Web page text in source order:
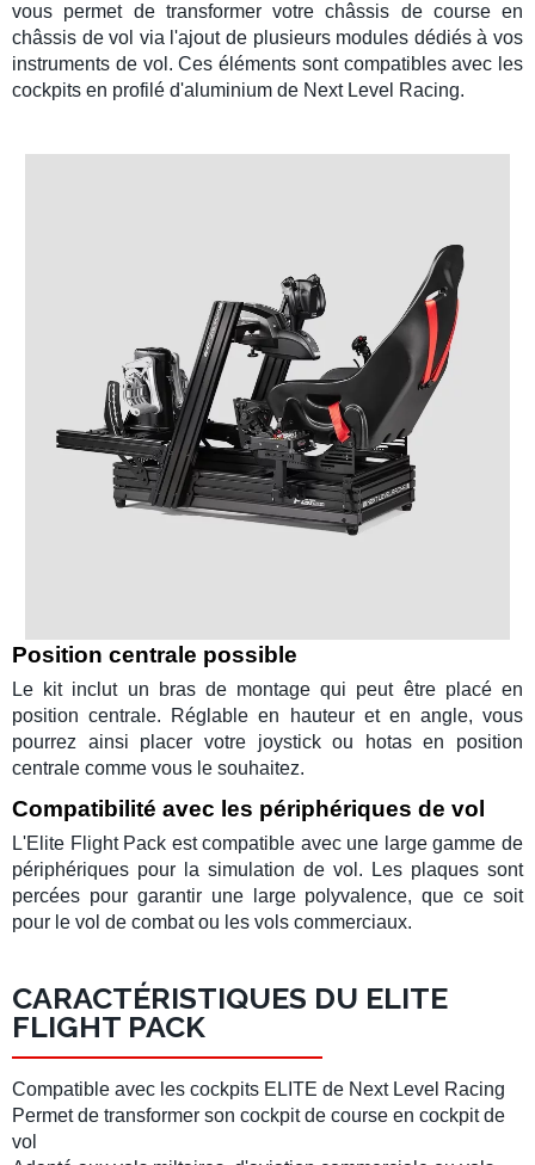
vous permet de transformer votrechâssis de courseen
châssis de vol via l'ajout de plusieurs modules dédiés à vos
instruments de vol . Ces éléments sont compatibles avec les
cockpits en profilé d'aluminium de Next Level Racing.
Position centrale possible
Le kit inclut un bras de montage qui peut être placé en
position centrale. Réglable en hauteur et en angle, vous
pourrez ainsi placer votre joystickou hotasen position
centrale comme vous le souhaitez.
Compatibilité avec les périphériques de vol
L'Elite Flight Pack est compatible avec une large gamme de
périphériques pour la simulation de vol . Les plaques sont
percées pour garantir une large polyvalence, que ce soit
pour le vol de combatou les vols commerciaux.
CARACTÉRISTIQUES DU ELITE
FLIGHT PACK
Compatible avec les cockpits ELITE de Next Level Racing
Permet de transformer son cockpit de course en cockpit de
vol